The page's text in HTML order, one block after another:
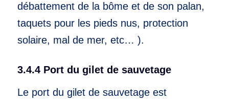
débattement de la bôme et de son palan,
taquets pour les pieds nus, protection
solaire, mal de mer, etc… ).
3.4.4 Port du gilet de sauvetage
Le port du gilet de sauvetage est